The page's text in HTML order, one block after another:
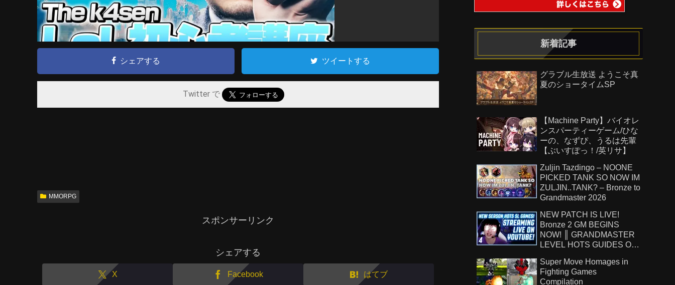
シェアする ツイートする
Twitter で
MMORPG
スポンサーリンク
シェアする
X Facebook はてブ
新着記事
グラブル生放送 ようこそ真
夏のショータイムSP
【Machine Party】バイオレ
ンスパーティーゲーム/ひな
ーの、なずぴ、うるは先輩
【ぶいすぽっ！/英リサ】
Zuljin Tazdingo – NOONE
PICKED TANK SO NOW IM
ZULJIN..TANK? – Bronze to
Grandmaster 2026
NEW PATCH IS LIVE!
Bronze 2 GM BEGINS
NOW! ║ GRANDMASTER
LEVEL HOTS GUIDES ON
Super Move Homages in
Fighting Games
Compilation